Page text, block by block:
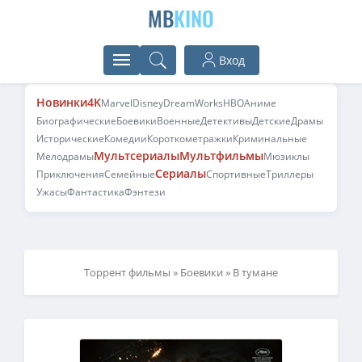
MBKINO
Вход
Новинки4KMarvelDisneyDreamWorksHBOАниме
БиографическиеБоевикиВоенныеДетективыДетскиеДрамы
ИсторическиеКомедииКороткометражкиКриминальные
МелодрамыМультсериалыМультфильмыМюзиклы
ПриключенияСемейныеСериалыСпортивныеТриллеры
УжасыФантастикаФэнтези
Торрент фильмы » Боевики » В тумане